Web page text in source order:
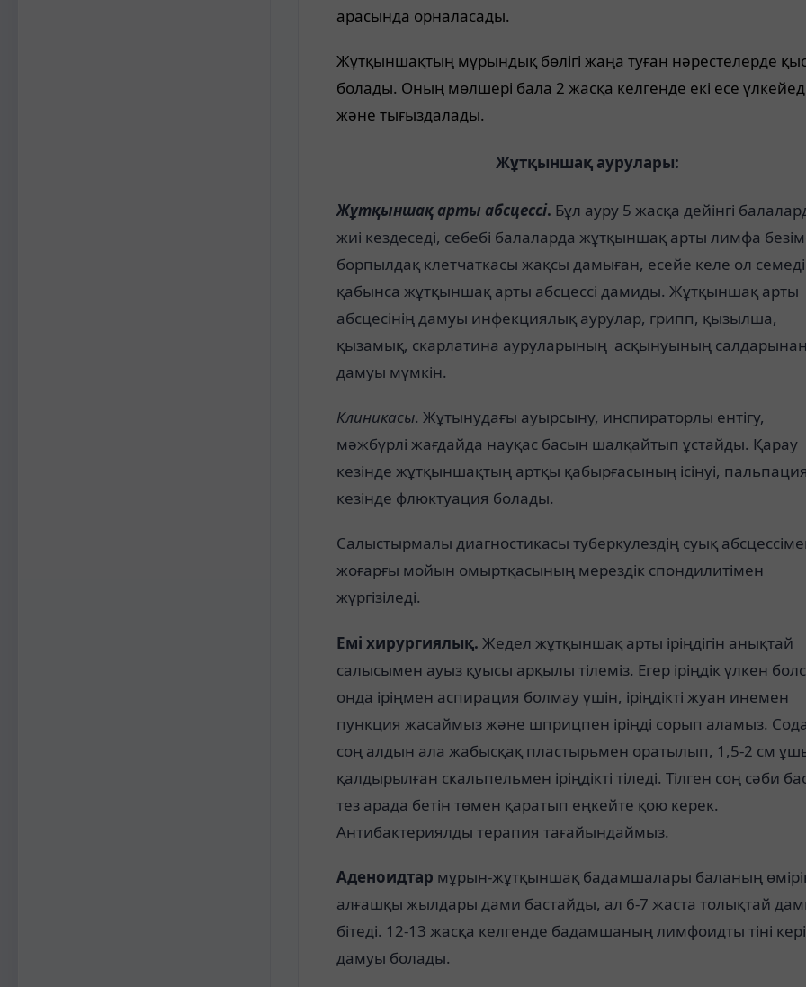
арасында орналасады.
Жұтқыншақтың мұрындық бөлігі жаңа туған нәрестелерде
болады. Оның мөлшері бала 2 жасқа келгенде екі есе
және тығыздалады.
Жұтқыншақ аурулары:
Жұтқыншақ арты абсцессі. Бұл ауру 5 жасқа дейінгі
жиі кездеседі, себебі балаларда жұтқыншақ арты лимфа
борпылдақ клетчаткасы жақсы дамыған, есейе келе ол
қабынса жұтқыншақ арты абсцессі дамиды. Жұтқыншақ арты
абсцесінің дамуы инфекциялық аурулар, грипп, қызылша,
қызамық, скарлатина ауруларының асқынуының салдарынан
дамуы мүмкін.
Клиникасы. Жұтынудағы ауырсыну, инспираторлы ентігу,
мәжбүрлі жағдайда науқас басын шалқайтып ұстайды. Қарау
кезінде жұтқыншақтың артқы қабырғасының ісінуі, пальпация
кезінде флюктуация болады.
Салыстырмалы диагностикасы туберкулездің суық
жоғарғы мойын омыртқасының мерездік спондилитімен
жүргізіледі.
Емі хирургиялық. Жедел жұтқыншақ арты іріңдігін анықтай
салысымен ауыз қуысы арқылы тілеміз. Егер іріңдік үлкен
онда іріңмен аспирация болмау үшін, іріңдікті жуан инемен
пункция жасаймыз және шприцпен іріңді сорып аламыз.
соң алдын ала жабысқақ пластырьмен оратылып, 1,5-2 см
қалдырылған скальпельмен іріңдікті тіледі. Тілген соң сәби
тез арада бетін төмен қаратып еңкейте қою керек.
Антибактериялды терапия тағайындаймыз.
Аденоидтар мұрын-жұтқыншақ бадамшалары баланың
алғашқы жылдары дами бастайды, ал 6-7 жаста толықтай
бітеді. 12-13 жасқа келгенде бадамшаның лимфоидты тіні кері
дамуы болады.